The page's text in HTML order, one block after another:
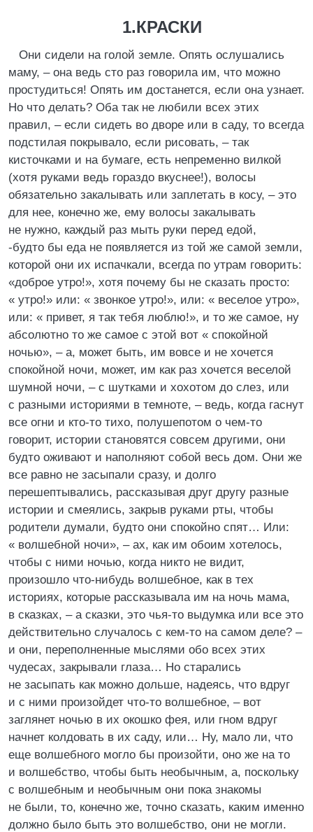
1.КРАСКИ
Они сидели на голой земле. Опять ослушались
маму, – она ведь сто раз говорила им, что можно
простудиться! Опять им достанется, если она узнает.
Но что делать? Оба так не любили всех этих
правил, – если сидеть во дворе или в саду, то всегда
подстилая покрывало, если рисовать, – так
кисточками и на бумаге, есть непременно вилкой
(хотя руками ведь гораздо вкуснее!), волосы
обязательно закалывать или заплетать в косу, – это
для нее, конечно же, ему волосы закалывать
не нужно, каждый раз мыть руки перед едой,
-будто бы еда не появляется из той же самой земли,
которой они их испачкали, всегда по утрам говорить:
«доброе утро!», хотя почему бы не сказать просто:
« утро!» или: « звонкое утро!», или: « веселое утро»,
или: « привет, я так тебя люблю!», и то же самое, ну
абсолютно то же самое с этой вот « спокойной
ночью», – а, может быть, им вовсе и не хочется
спокойной ночи, может, им как раз хочется веселой
шумной ночи, – с шутками и хохотом до слез, или
с разными историями в темноте, – ведь, когда гаснут
все огни и кто-то тихо, полушепотом о чем-то
говорит, истории становятся совсем другими, они
будто оживают и наполняют собой весь дом. Они же
все равно не засыпали сразу, и долго
перешептывались, рассказывая друг другу разные
истории и смеялись, закрыв руками рты, чтобы
родители думали, будто они спокойно спят… Или:
« волшебной ночи», – ах, как им обоим хотелось,
чтобы с ними ночью, когда никто не видит,
произошло что-нибудь волшебное, как в тех
историях, которые рассказывала им на ночь мама,
в сказках, – а сказки, это чья-то выдумка или все это
действительно случалось с кем-то на самом деле? –
и они, переполненные мыслями обо всех этих
чудесах, закрывали глаза… Но старались
не засыпать как можно дольше, надеясь, что вдруг
и с ними произойдет что-то волшебное, – вот
заглянет ночью в их окошко фея, или гном вдруг
начнет колдовать в их саду, или… Ну, мало ли, что
еще волшебного могло бы произойти, оно же на то
и волшебство, чтобы быть необычным, а, поскольку
с волшебным и необычным они пока знакомы
не были, то, конечно же, точно сказать, каким именно
должно было быть это волшебство, они не могли.